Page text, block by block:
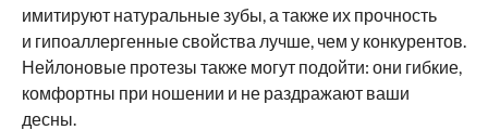
имитируют натуральные зубы, а также их прочность
и гипоаллергенные свойства лучше, чем у конкурентов.
Нейлоновые протезы также могут подойти: они гибкие,
комфортны при ношении и не раздражают ваши
десны.